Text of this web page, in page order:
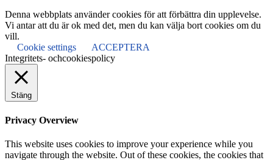
Denna webbplats använder cookies för att förbättra din upplevelse.
Vi antar att du är ok med det, men du kan välja bort cookies om du
vill.
Cookie settings
ACCEPTERA
Integritets- ochcookiespolicy
Stäng
Privacy Overview
This website uses cookies to improve your experience while you
navigate through the website. Out of these cookies, the cookies that